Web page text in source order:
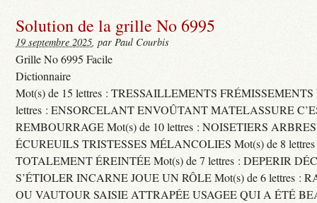
Solution de la grille No 6995
19 septembre 2025, par Paul Courbis
Grille No 6995 Facile
Dictionnaire
Mot(s) de 15 lettres : TRESSAILLEMENTS FRÉMISSEMENTS
lettres : ENSORCELANT ENVOÛTANT MATELASSURE
REMBOURRAGE Mot(s) de 10 lettres : NOISETIERS
ÉCUREUILS TRISTESSES MÉLANCOLIES Mot(s) de 8
TOTALEMENT ÉREINTÉE Mot(s) de 7 lettres : DEPERIR
S’ÉTIOLER INCARNE JOUE UN RÔLE Mot(s) de 6 lettres :
OU VAUTOUR SAISIE ATTRAPÉE USAGEE QUI A ÉTÉ